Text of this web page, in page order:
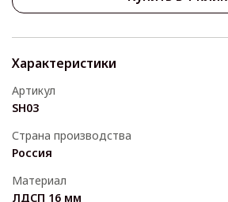
Характеристики
Артикул
SH03
Страна производства
Россия
Материал
ЛДСП 16 мм